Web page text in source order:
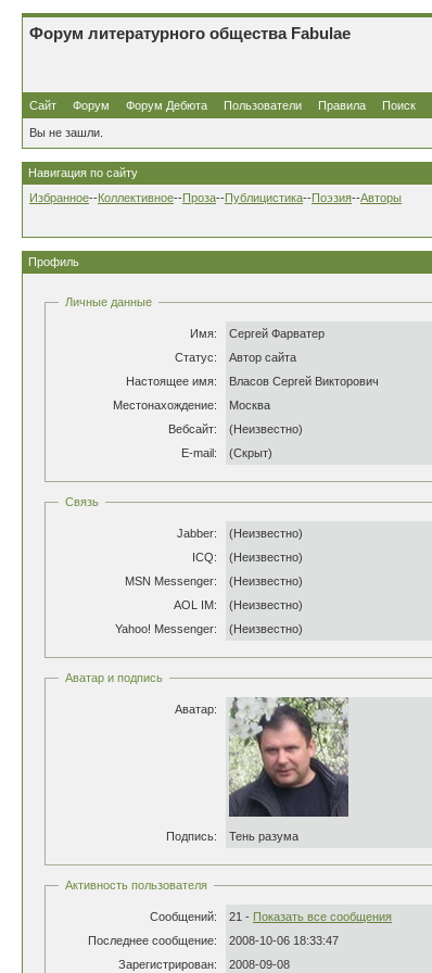
Форум литературного общества Fabulae
Сайт Форум Форум Дебюта Пользователи Правила Поиск
Вы не зашли.
Навигация по сайту
Избранное--Коллективное--Проза--Публицистика--Поэзия--Авторы
Профиль
Личные данные
Имя:
Сергей Фарватер
Статус:
Автор сайта
Настоящее имя:
Власов Сергей Викторович
Местонахождение:
Москва
Вебсайт:
(Неизвестно)
E-mail:
(Скрыт)
Связь
Jabber:
(Неизвестно)
ICQ:
(Неизвестно)
MSN Messenger:
(Неизвестно)
AOL IM:
(Неизвестно)
Yahoo! Messenger:
(Неизвестно)
Аватар и подпись
Аватар:
Подпись: Тень разума
Активность пользователя
Сообщений: 21 - Показать все сообщения
Последнее сообщение:
2008-10-06 18:33:47
Зарегистрирован:
2008-09-08